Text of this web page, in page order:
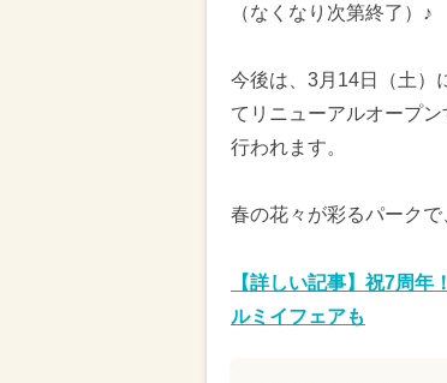
（なくなり次第終了）♪
今後は、3月14日（土）
てリニューアルオープ
行われます。
春の花々が彩るパークで
【詳しい記事】祝7周
ルミイフェアも